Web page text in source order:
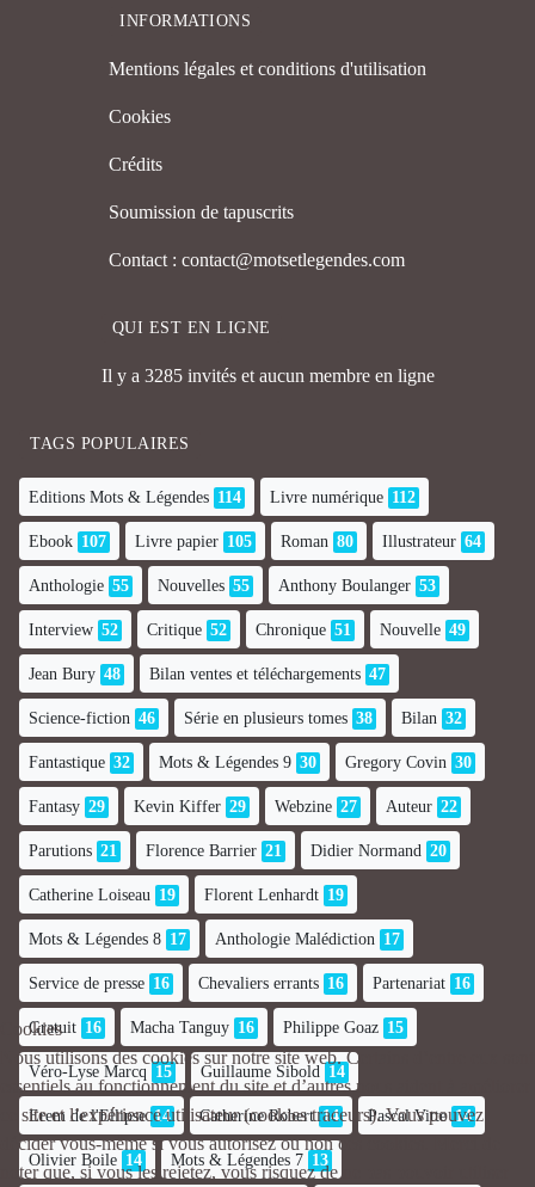
INFORMATIONS
Mentions légales et conditions d'utilisation
Cookies
Crédits
Soumission de tapuscrits
Contact : contact@motsetlegendes.com
QUI EST EN LIGNE
Il y a 3285 invités et aucun membre en ligne
TAGS POPULAIRES
Editions Mots & Légendes 114 Livre numérique 112
Ebook 107 Livre papier 105 Roman 80 Illustrateur 64
Anthologie 55 Nouvelles 55 Anthony Boulanger 53
Interview 52 Critique 52 Chronique 51 Nouvelle 49
Jean Bury 48 Bilan ventes et téléchargements 47
Science-fiction 46 Série en plusieurs tomes 38 Bilan 32
Fantastique 32 Mots & Légendes 9 30 Gregory Covin 30
Fantasy 29 Kevin Kiffer 29 Webzine 27 Auteur 22
Parutions 21 Florence Barrier 21 Didier Normand 20
Catherine Loiseau 19 Florent Lenhardt 19
Mots & Légendes 8 17 Anthologie Malédiction 17
Service de presse 16 Chevaliers errants 16 Partenariat 16
Gratuit 16 Macha Tanguy 16 Philippe Goaz 15
Véro-Lyse Marcq 15 Guillaume Sibold 14
Erem de l'Ellipse 14 Catherine Robert 14 Pascal Vitte 14
Olivier Boile 14 Mots & Légendes 7 13
Cookies
Nous utilisons des cookies sur notre site web. Certains d’entre eux sont
essentiels au fonctionnement du site et d’autres nous aident à améliorer
ce site et l’expérience utilisateur (cookies traceurs). Vous pouvez
décider vous-même si vous autorisez ou non ces cookies. Merci de
noter que, si vous les rejetez, vous risquez de ne pas pouvoir utiliser